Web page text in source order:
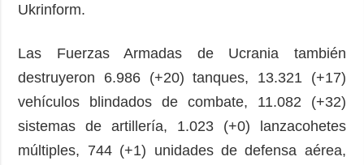
ADICIONAL
Entrevistas
Video
imágenes
Ukrinform.
Las Fuerzas Armadas de Ucrania también
destruyeron 6.986 (+20) tanques, 13.321 (+17)
vehículos blindados de combate, 11.082 (+32)
sistemas de artillería, 1.023 (+0) lanzacohetes
múltiples, 744 (+1) unidades de defensa aérea,